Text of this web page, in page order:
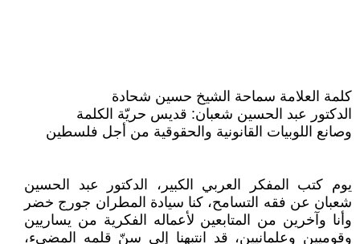
كلمة العلامة سماحة الشيخ حسين شحادة
الدكتور عبد الحسين شعبان: قديس حريّة الكلمة
وصانع اللوبيات القانونية والحقوقية من أجل فلسطين
يوم كتب المفكر العربي الكبير، الدكتور عبد الحسين
شعبان عن فقه التسامح، كنا سيادة المطران جورج خضر
وأنا وآخرين من المتابعين لأعماله الفكرية من يساريين
وقوميين وعلمانيين، قد انتبهنا إلى سنّ قلمه المضيء،